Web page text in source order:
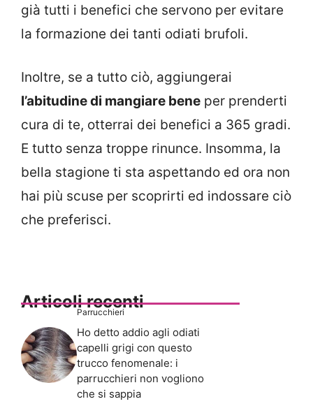
già tutti i benefici che servono per evitare
la formazione dei tanti odiati brufoli.
Inoltre, se a tutto ciò, aggiungerai
l’abitudine di mangiare bene per prenderti
cura di te, otterrai dei benefici a 365 gradi.
E tutto senza troppe rinunce. Insomma, la
bella stagione ti sta aspettando ed ora non
hai più scuse per scoprirti ed indossare ciò
che preferisci.
Articoli recenti
Parrucchieri
Ho detto addio agli odiati
capelli grigi con questo
trucco fenomenale: i
parrucchieri non vogliono
che si sappia